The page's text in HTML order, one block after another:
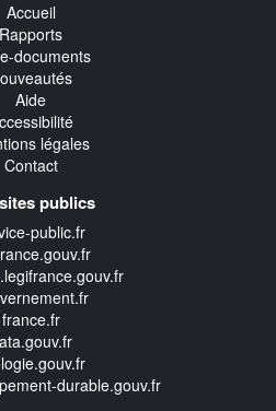
Accueil
Rapports
documents
Aide
légales
Contact
publics
public.fr
france.fr
durable.gouv.fr